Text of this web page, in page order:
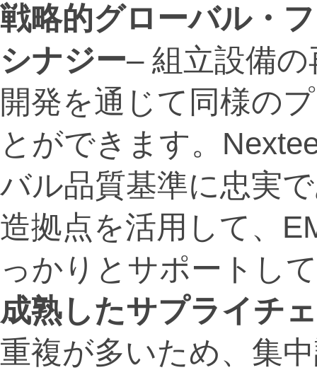
戦略的グローバル・
シナジー– 組立設備
開発を通じて同様の
とができます。
バル品質基準に忠実
造拠点を活用して、
っかりとサポートし
成熟したサプライチ
重複が多いため、集